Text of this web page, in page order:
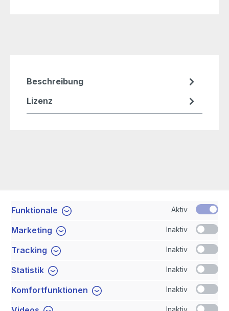
Beschreibung
Lizenz
Service-Hotline
Shop Service
Newsletter
Funktionale Aktiv
Marketing Inaktiv
Tracking Inaktiv
Statistik Inaktiv
Komfortfunktionen Inaktiv
Inaktiv